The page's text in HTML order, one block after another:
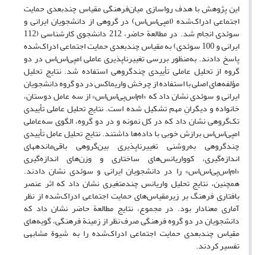
این پژوهش با هدف رواسازی میان‌فرهنگی مقیاس چندبعدی حمایت
اجتماعی ادراک‌شده (ام‎پی‌اس‌اس) در گروهی از دانشجویان ایرانی و
سوئدی انجام شد. در مطالعة حاضر، 212 دانشجوی کارشناسی (112
ایرانی و 100 سوئدی) به مقیاس چندبعدی حمایت اجتماعی ادراک‌شده
پاسخ دادند. به‌منظور بررسی تغییرناپذیری عاملی ام‎پی‌اس‌اس در دو
گروه از تحلیل عاملی تأییدی چندگروهی استفاده شد. نتایج تحلیل
مؤلفه‌های اصلی با استفاده از چرخش واریماکس در دو گروه دانشجویان
ایرانی و سوئدی نشان داد که «ام‌اس‌پی‌اس‌اس» از سه عامل دوستان،
خانواده و دیگرانِ مهم تشکیل شده است. نتایج تحلیل عاملی تأییدی
تک‌گروهی نشان داد که در کل نمونه و در دو گروه، الگوی سه‌عاملی
ام‎پی‌اس‌اس برازش خوبی با داده‌ها داشتند. نتایج تحلیل عامل تأییدی
چندگروهی به‌روشنی تغییرناپذیری بین‌گروهی باقی‌مانده­های
اندازه‌گیری، کوواریانس‌های ساختاری و وزن‌های اندازه‌گیری
«ام‌اس‌پی‌اس‌اس» را در دانشجویان ایرانی و سوئدی نشان دادند.
همچنین، نتایج تحلیل واریانس چندمتغیری نشان داد که اثر عنصر
بافتاری فرهنگ بر زیرمقیاس‌های حمایت اجتماعی ادراک‌شده از نظر
آماری معنادار بود. در مجموع، نتایج مطالعة حاضر نشان داد که
دانشجویان در دو گروه فرهنگی صرف نظر از زمینة فرهنگی، گویه‌های
مقیاس چندبعدی حمایت اجتماعی ادراک‌شده را به شیوة مشابهی
تفسیر کردند.